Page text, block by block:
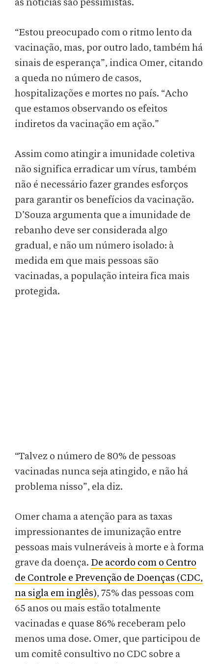
as notícias são pessimistas.
“Estou preocupado com o ritmo lento da
vacinação, mas, por outro lado, também há
sinais de esperança”, indica Omer, citando
a queda no número de casos,
hospitalizações e mortes no país. “Acho
que estamos observando os efeitos
indiretos da vacinação em ação.”
Assim como atingir a imunidade coletiva
não significa erradicar um vírus, também
não é necessário fazer grandes esforços
para garantir os benefícios da vacinação.
D’Souza argumenta que a imunidade de
rebanho deve ser considerada algo
gradual, e não um número isolado: à
medida em que mais pessoas são
vacinadas, a população inteira fica mais
protegida.
“Talvez o número de 80% de pessoas
vacinadas nunca seja atingido, e não há
problema nisso”, ela diz.
Omer chama a atenção para as taxas
impressionantes de imunização entre
pessoas mais vulneráveis à morte e à forma
grave da doença. De acordo com o Centro
de Controle e Prevenção de Doenças (CDC,
na sigla em inglês), 75% das pessoas com
65 anos ou mais estão totalmente
vacinadas e quase 86% receberam pelo
menos uma dose. Omer, que participou de
um comitê consultivo no CDC sobre a